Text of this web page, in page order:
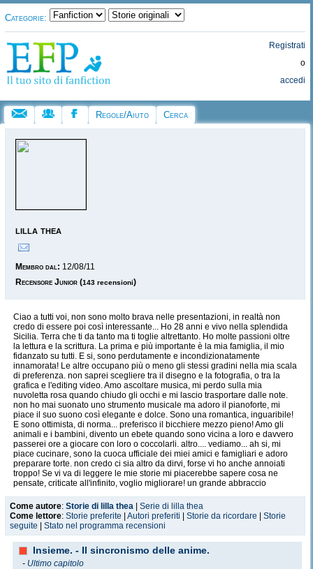
Categorie:
Registrati
o
accedi
Regole/Aiuto Cerca
lilla thea
Membro dal: 12/08/11
Recensore Junior (143 recensioni)
Ciao a tutti voi, non sono molto brava nelle presentazioni, in realtà non
credo di essere poi così interessante... Ho 28 anni e vivo nella splendida
Sicilia. Terra che ti da tanto ma ti toglie altrettanto. Ho molte passioni oltre
la lettura e la scrittura. La prima e più importante è la mia famiglia, il mio
fidanzato su tutti. E si, sono perdutamente e incondizionatamente
innamorata! Le altre occupano più o meno gli stessi gradini nella mia scala
di preferenza. non saprei scegliere tra il disegno e la fotografia, o tra la
grafica e l'editing video. Amo ascoltare musica, mi perdo sulla mia
nuvoletta rosa quando chiudo gli occhi e mi lascio trasportare dalle note.
non ho mai suonato uno strumento musicale ma adoro il pianoforte, mi
piace il suo suono così elegante e dolce. Sono una romantica, inguaribile!
E sono ottimista, di norma... preferisco il bicchiere mezzo pieno! Amo gli
animali e i bambini, divento un ebete quando sono vicina a loro e davvero
passerei ore a giocare con loro o coccolarli. altro.... vediamo... ah si, mi
piace cucinare, sono la cuoca ufficiale dei miei amici e famigliari e adoro
preparare torte. non credo ci sia altro da dirvi, forse vi ho anche annoiati
troppo! Se vi va di leggere le mie storie mi piacerebbe sapere cosa ne
pensate, criticate all'infinito, voglio migliorare! un grande abbraccio
Come autore: Storie di lilla thea
Serie di lilla thea
Come lettore: Storie preferite Autori preferiti Storie da ricordare
Storie
seguite
Stato nel programma recensioni
Insieme. - Il sincronismo delle anime.
- Ultimo capitolo